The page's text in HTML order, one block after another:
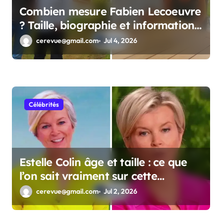
Combien mesure Fabien Lecoeuvre
? Taille, biographie et informations
complètes
cerevue@gmail.com Jul 4, 2026
Célébrités
Estelle Colin âge et taille : ce que
l’on sait vraiment sur cette
personnalité
cerevue@gmail.com Jul 2, 2026